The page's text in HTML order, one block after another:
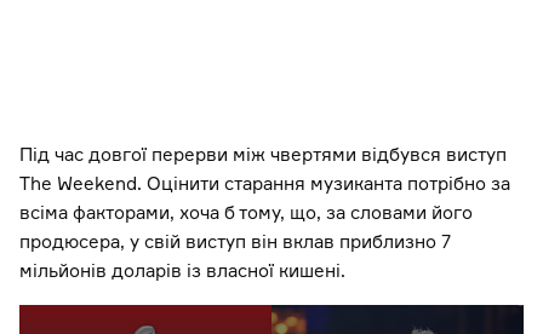
Під час довгої перерви між чвертями відбувся виступ
The Weekend. Оцінити старання музиканта потрібно за
всіма факторами, хоча б тому, що, за словами його
продюсера, у свій виступ він вклав приблизно 7
мільйонів доларів із власної кишені.